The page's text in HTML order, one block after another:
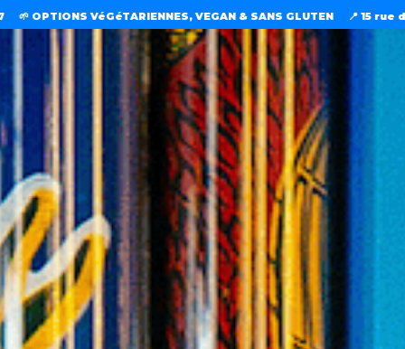
VEGAN & SANS GLUTEN 📍 15 rue de Charonnne 75011